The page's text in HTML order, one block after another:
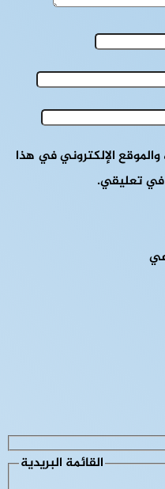
الإلكتروني في هذا
في تعليقي.
القائمة البريدية